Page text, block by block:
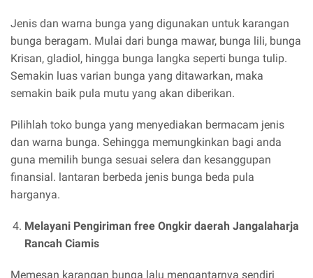
Jenis dan warna bunga yang digunakan untuk karangan
bunga beragam. Mulai dari bunga mawar, bunga lili, bunga
Krisan, gladiol, hingga bunga langka seperti bunga tulip.
Semakin luas varian bunga yang ditawarkan, maka
semakin baik pula mutu yang akan diberikan.
Pilihlah toko bunga yang menyediakan bermacam jenis
dan warna bunga. Sehingga memungkinkan bagi anda
guna memilih bunga sesuai selera dan kesanggupan
finansial. lantaran berbeda jenis bunga beda pula
harganya.
Melayani Pengiriman free Ongkir daerah Jangalaharja
Rancah Ciamis
Memesan karangan bunga lalu mengantarnya sendiri